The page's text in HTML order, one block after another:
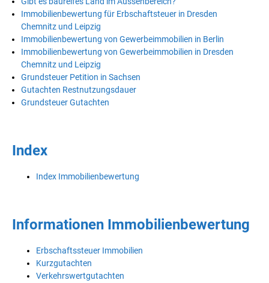
Immobilienbewertung für Erbschaftsteuer in Dresden
Chemnitz und Leipzig
Immobilienbewertung von Gewerbeimmobilien in Berlin
Immobilienbewertung von Gewerbeimmobilien in Dresden
Chemnitz und Leipzig
Grundsteuer Petition in Sachsen
Gutachten Restnutzungsdauer
Grundsteuer Gutachten
Index
Index Immobilienbewertung
Informationen Immobilienbewertung
Erbschaftssteuer Immobilien
Kurzgutachten
Verkehrswertgutachten